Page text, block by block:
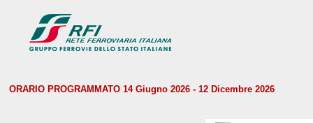
ORARIO PROGRAMMATO 14 Giugno 2026 - 12 Dicembre 2026